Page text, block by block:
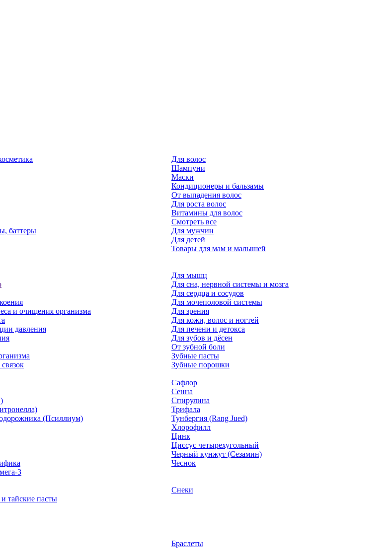
баттеры
Для волос
Шампуни
Маски
Кондиционеры и бальзамы
От выпадения волос
Для роста волос
Витамины для волос
Смотреть все
Для мужчин
Для детей
Товары для мам и малышей
и очищения организма
давления
Для мышц
Для сна, нервной системы и мозга
Для сердца и сосудов
Для мочеполовой системы
Для зрения
Для кожи, волос и ногтей
Для печени и детокса
Для зубов и дёсен
От зубной боли
Зубные пасты
Зубные порошки
(Псиллиум)
3
Сафлор
Сенна
Спирулина
Трифала
Тунбергия (Rang Jued)
Хлорофилл
Цинк
Циссус четырехугольный
Черный кунжут (Сезамин)
Чеснок
тайские пасты
Снеки
Браслеты